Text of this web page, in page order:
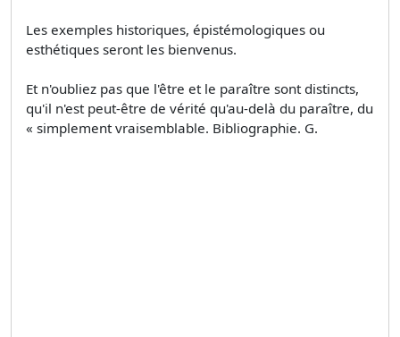
Les exemples historiques, épistémologiques ou
esthétiques seront les bienvenus.
Et n'oubliez pas que l'être et le paraître sont distincts,
qu'il n'est peut-être de vérité qu'au-delà du paraître, du
« simplement vraisemblable. Bibliographie. G.